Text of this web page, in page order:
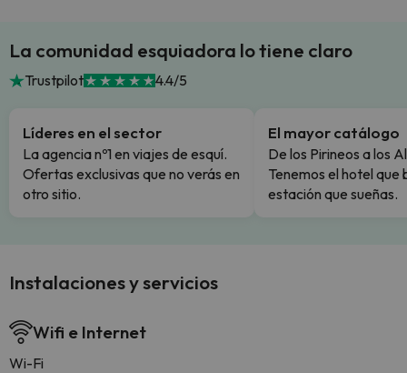
La comunidad esquiadora lo tiene claro
Trustpilot 4.4/5
Líderes en el sector
La agencia nº1 en viajes de esquí.
Ofertas exclusivas que no verás en
otro sitio.
El mayor catálogo
De los Pirineos a los
Tenemos el hotel que
estación que sueñas.
Instalaciones y servicios
Wifi e Internet
Wi-Fi